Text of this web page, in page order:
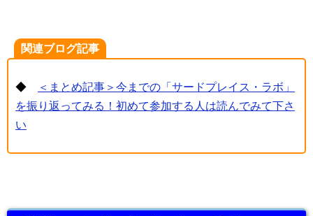
関連ブログ記事
◆
＜まとめ記事＞今までの「サードプレイス・ラボ」
を振り返ってみる！初めて参加する人は読んでみて下さ
い